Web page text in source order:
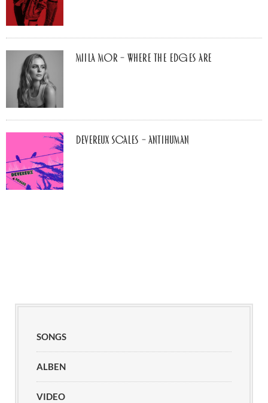
Miila Mor – Where The Edges Are
Devereux Scales – Antihuman
SONGS
ALBEN
VIDEO